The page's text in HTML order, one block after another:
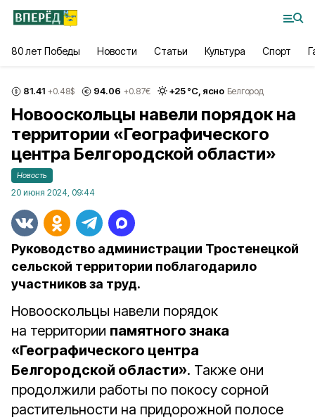
80 лет Победы Новости Статьи Культура Спорт
81.41 +0.48$ 94.06 +0.87€ +25°С, ясно Белгород
Новооскольцы навели порядок на
территории «Географического
центра Белгородской области»
Новость
20 июня 2024, 09:44
Руководство администрации Тростенецкой
сельской территории поблагодарило
участников за труд.
Новооскольцы навели порядок
на территории памятного знака
«Географического центра
Белгородской области». Также они
продолжили работы по покосу сорной
растительности на придорожной полосе